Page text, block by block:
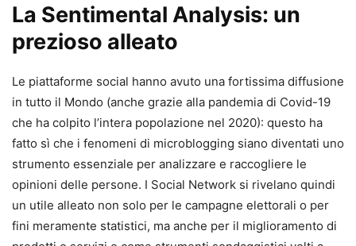
La Sentimental Analysis: un
prezioso alleato
Le piattaforme social hanno avuto una fortissima diffusione
in tutto il Mondo (anche grazie alla pandemia di Covid-19
che ha colpito l’intera popolazione nel 2020): questo ha
fatto sì che i fenomeni di microblogging siano diventati uno
strumento essenziale per analizzare e raccogliere le
opinioni delle persone. I Social Network si rivelano quindi
un utile alleato non solo per le campagne elettorali o per
fini meramente statistici, ma anche per il miglioramento di